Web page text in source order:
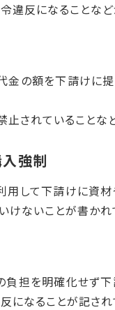
違反になることな
の額を下請けに
されていることな
強制
して下請けに資
けないことが書かれ
担を明確化せず
になることが記され